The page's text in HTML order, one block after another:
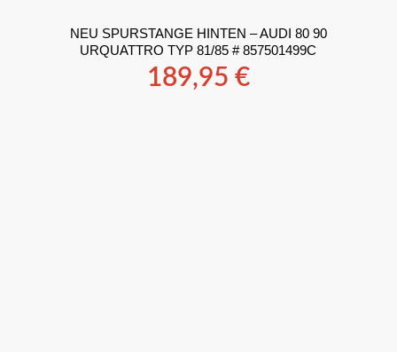
NEU SPURSTANGE HINTEN – AUDI 80 90
URQUATTRO TYP 81/85 # 857501499C
189,95 €